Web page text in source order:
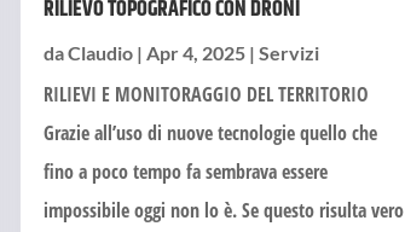
RILIEVO TOPOGRAFICO CON DRONI
daClaudio| Apr 4, 2025| Servizi
RILIEVI E MONITORAGGIO DEL TERRITORIO
Grazie all’uso di nuove tecnologie quello che
fino a poco tempo fa sembrava essere
impossibile oggi non lo è. Se questo risulta vero